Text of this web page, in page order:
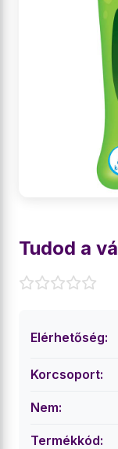
Tudod a
Elérhetőség:
Korcsoport:
Nem:
Termékkód: